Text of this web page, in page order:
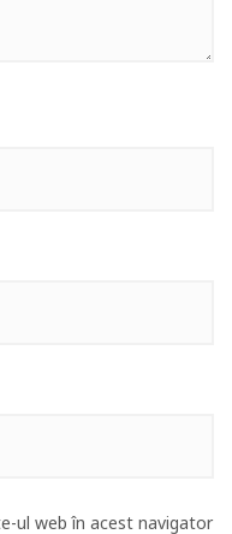
ul web în acest navigator